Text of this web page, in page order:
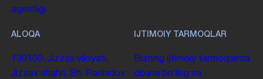
agentligi
ALOQA
130100. Jizzax viloyati,
Jizzax shahri, Sh. Rashidov
IJTIMOIY TARMOQLAR
Bizning ijtimoiy tarmoqlarda
obuna boʻling va